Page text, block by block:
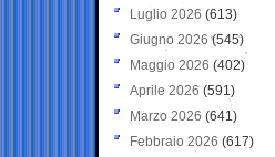
Luglio 2026 (613)
Giugno 2026 (545)
Maggio 2026 (402)
Aprile 2026 (591)
Marzo 2026 (641)
Febbraio 2026 (617)